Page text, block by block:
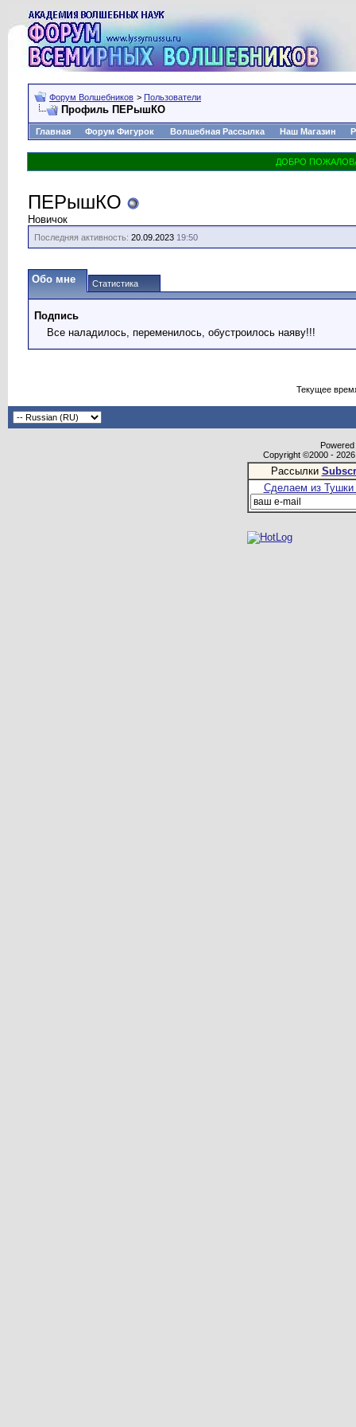
Форум Волшебников > Пользователи
Профиль ПЕРышКО
Главная Форум Фигурок Волшебная Рассылка Наш Магазин
ПЕРышКО
Новичок
Последняя активность: 20.09.2023 19:50
Обо мне Статистика
Подпись
Все наладилось, переменилось, обустроилось наяву!!!
Текущее
Copyright ©2000 -
Рассылки
Сделаем из Тушки